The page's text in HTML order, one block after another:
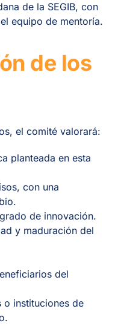
de la SEGIB, con
equipo de mentoría.
de los
el comité valorará:
planteada en esta
con una
de innovación.
y maduración del
del
instituciones de